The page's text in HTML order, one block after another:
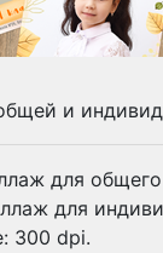
и
для
для
300 dpi.